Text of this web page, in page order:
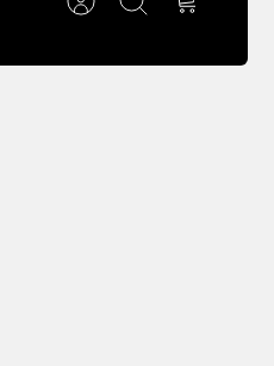
Account Cerca Carrello